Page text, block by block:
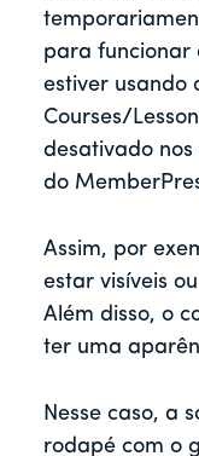
para funcionar
estiver usando
Courses/
desativado nos
do
Assim, por
estar visíveis
Além disso, o
ter uma
Nesse caso, a
rodapé com o